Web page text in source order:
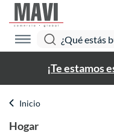
¡Te estamos
Inicio
Hogar